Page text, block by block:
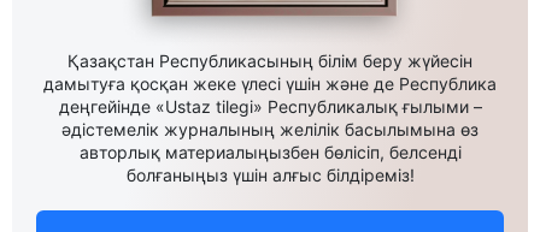
Қазақстан Республикасының білім беру жүйесін
дамытуға қосқан жеке үлесі үшін және де Республика
деңгейінде «Ustaz tilegi» Республикалық ғылыми –
әдістемелік журналының желілік басылымына өз
авторлық материалыңызбен бөлісіп, белсенді
болғаныңыз үшін алғыс білдіреміз!